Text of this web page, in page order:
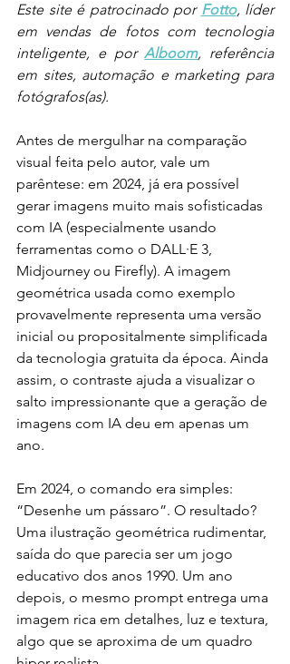
Este site é patrocinado por Fotto, líder
em vendas de fotos com tecnologia
inteligente, e por Alboom, referência
em sites, automação e marketing para
fotógrafos(as).
Antes de mergulhar na comparação
visual feita pelo autor, vale um
parêntese: em 2024, já era possível
gerar imagens muito mais sofisticadas
com IA (especialmente usando
ferramentas como o DALL·E 3,
Midjourney ou Firefly). A imagem
geométrica usada como exemplo
provavelmente representa uma versão
inicial ou propositalmente simplificada
da tecnologia gratuita da época. Ainda
assim, o contraste ajuda a visualizar o
salto impressionante que a geração de
imagens com IA deu em apenas um
ano.
Em 2024, o comando era simples:
“Desenhe um pássaro”. O resultado?
Uma ilustração geométrica rudimentar,
saída do que parecia ser um jogo
educativo dos anos 1990. Um ano
depois, o mesmo prompt entrega uma
imagem rica em detalhes, luz e textura,
algo que se aproxima de um quadro